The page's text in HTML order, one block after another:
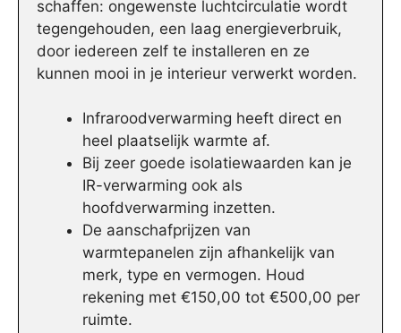
schaffen: ongewenste luchtcirculatie wordt
tegengehouden, een laag energieverbruik,
door iedereen zelf te installeren en ze
kunnen mooi in je interieur verwerkt worden.
Infraroodverwarming heeft direct en
heel plaatselijk warmte af.
Bij zeer goede isolatiewaarden kan je
IR-verwarming ook als
hoofdverwarming inzetten.
De aanschafprijzen van
warmtepanelen zijn afhankelijk van
merk, type en vermogen. Houd
rekening met €150,00 tot €500,00 per
ruimte.